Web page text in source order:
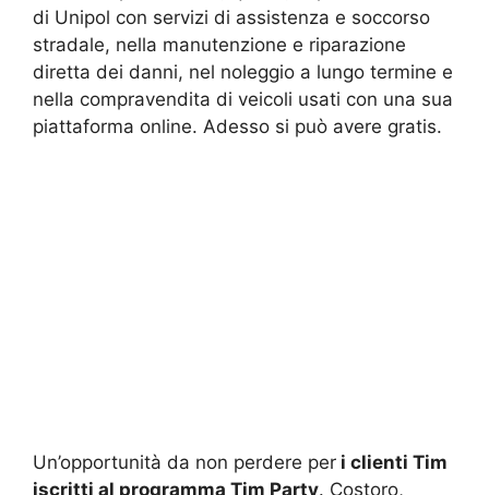
di Unipol con servizi di assistenza e soccorso
stradale, nella manutenzione e riparazione
diretta dei danni, nel noleggio a lungo termine e
nella compravendita di veicoli usati con una sua
piattaforma online. Adesso si può avere gratis.
Un’opportunità da non perdere per i clienti Tim
iscritti al programma Tim Party. Costoro,